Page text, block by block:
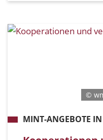
©
MINT-ANGEBOTE